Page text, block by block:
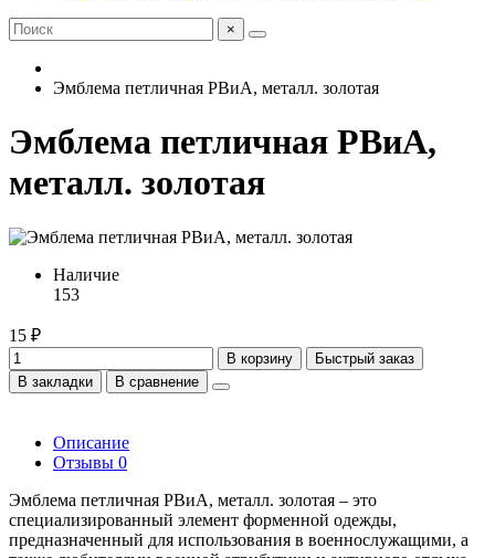
×
Эмблема петличная РВиА, металл. золотая
Эмблема петличная РВиА,
металл. золотая
Наличие
153
15 ₽
В корзину
Быстрый заказ
В закладки
В сравнение
Описание
Отзывы 0
Эмблема петличная РВиА, металл. золотая – это
специализированный элемент форменной одежды,
предназначенный для использования в военнослужащими, а